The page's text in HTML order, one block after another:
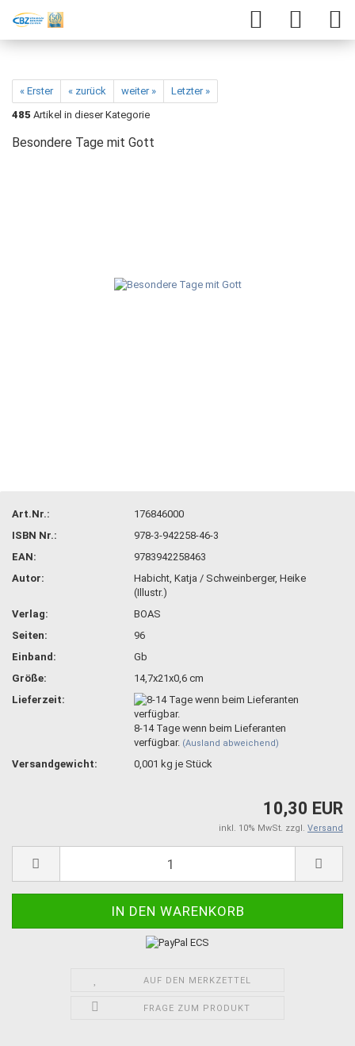
« Erster « zurück weiter »
Letzter »
485 Artikel in dieser Kategorie
Besondere Tage mit Gott
Art.Nr.:
176846000
ISBN Nr.:
978-3-942258-46-3
EAN:
9783942258463
Autor:
Habicht, Katja / Schweinberger, Heike
(Illustr.)
Verlag:
BOAS
Seiten:
96
Einband:
Gb
Größe:
14,7x21x0,6 cm
Lieferzeit:
8-14 Tage wenn beim Lieferanten
verfügbar. (Ausland abweichend)
Versandgewicht: 0,001 kg je Stück
10,30 EUR
inkl. 10% MwSt. zzgl. Versand
AUF DEN MERKZETTEL
FRAGE ZUM PRODUKT